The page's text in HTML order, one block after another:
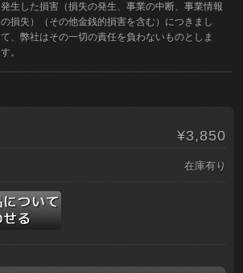
発生した損害（損失の発生、事業の中断、事業情報
の損失）（その他金銭的損害を含む）につきまし
て、弊社はその一切の責任を負わないものとしま
す。
¥3,850
在庫有り